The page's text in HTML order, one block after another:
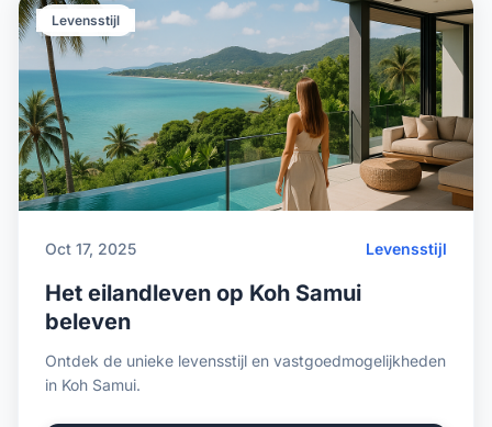
Levensstijl
Oct 17, 2025 Levensstijl
Het eilandleven op Koh Samui
beleven
Ontdek de unieke levensstijl en vastgoedmogelijkheden
in Koh Samui.